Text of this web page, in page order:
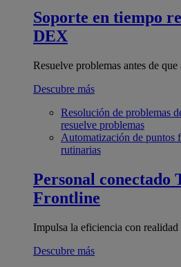
Soporte en tiempo
DEX
Resuelve problemas antes de
Descubre más
Resolución de problemas
resuelve problemas
Automatización de puntos
rutinarias
Personal conectado
Frontline
Impulsa la eficiencia con realidad
Descubre más